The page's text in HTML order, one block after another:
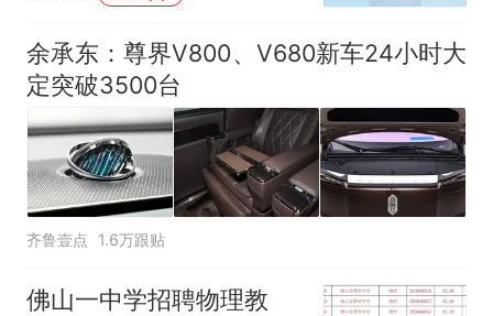
余承东：尊界V800、V680新车24小时大
定突破3500台
齐鲁壹点 1.6万跟贴
佛山一中学招聘物理教